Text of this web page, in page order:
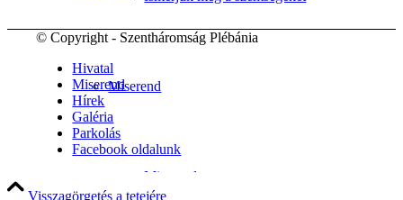
Miserend
Miserend
© Copyright - Szentháromság Plébánia
Hivatal
Miserend
Hírek
Galéria
Parkolás
Facebook oldalunk
Visszagörgetés a tetejére